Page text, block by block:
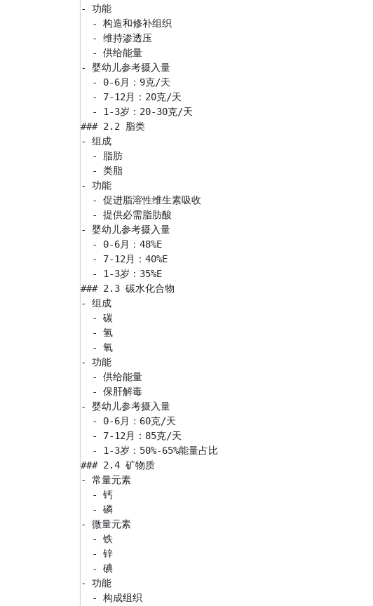
- 功能
  - 构造和修补组织
  - 维持渗透压
  - 供给能量
- 婴幼儿参考摄入量
  - 0-6月：9克/天
  - 7-12月：20克/天
  - 1-3岁：20-30克/天
### 2.2 脂类
- 组成
  - 脂肪
  - 类脂
- 功能
  - 促进脂溶性维生素吸收
  - 提供必需脂肪酸
- 婴幼儿参考摄入量
  - 0-6月：48%E
  - 7-12月：40%E
  - 1-3岁：35%E
### 2.3 碳水化合物
- 组成
  - 碳
  - 氢
  - 氧
- 功能
  - 供给能量
  - 保肝解毒
- 婴幼儿参考摄入量
  - 0-6月：60克/天
  - 7-12月：85克/天
  - 1-3岁：50%-65%能量占比
### 2.4 矿物质
- 常量元素
  - 钙
  - 磷
- 微量元素
  - 铁
  - 锌
  - 碘
- 功能
  - 构成组织